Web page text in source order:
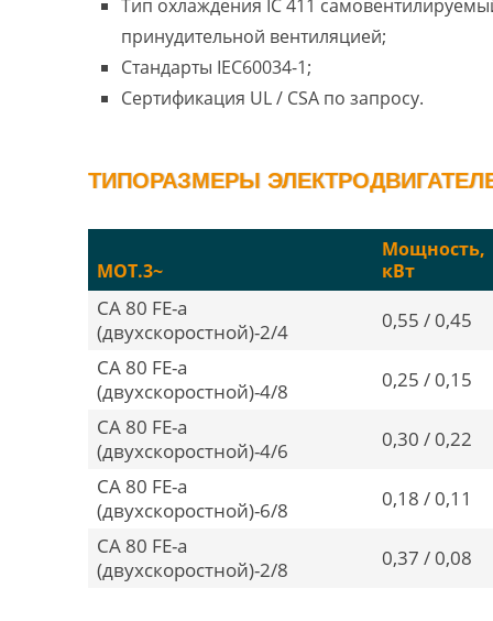
Тип охлаждения IC 411
принудительной вентиляцией;
Стандарты IEC60034-1;
Сертификация UL / CSA по запросу.
ТИПОРАЗМЕРЫ
MOT.3~
Мощность,
кВт
CA 80 FE-a
(двухскоростной)-2/4
0,55 / 0,45
CA 80 FE-a
(двухскоростной)-4/8
0,25 / 0,15
CA 80 FE-a
(двухскоростной)-4/6
0,30 / 0,22
CA 80 FE-a
(двухскоростной)-6/8
0,18 / 0,11
CA 80 FE-a
(двухскоростной)-2/8
0,37 / 0,08